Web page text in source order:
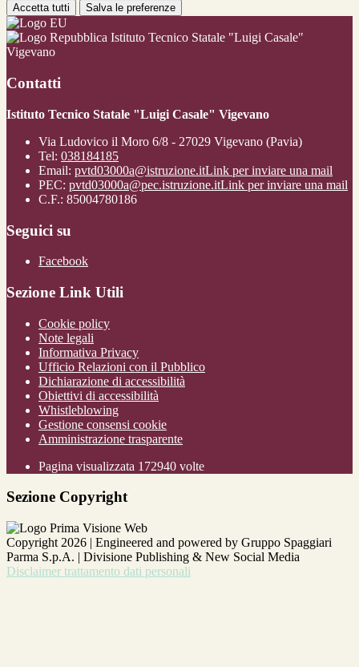
Accetta tutti Salva le preferenze
Istituto Tecnico Statale "Luigi Casale"
Vigevano
Contatti
Istituto Tecnico Statale "Luigi Casale" Vigevano
Via Ludovico il Moro 6/8 - 27029 Vigevano (Pavia)
Tel: 038184185
Email: pvtd03000a@istruzione.itLink per inviare una mail
PEC: pvtd03000a@pec.istruzione.itLink per inviare una mail
C.F.: 85004780186
Seguici su
Facebook
Sezione Link Utili
Cookie policy
Note legali
Informativa Privacy
Ufficio Relazioni con il Pubblico
Dichiarazione di accessibilità
Obiettivi di accessibilità
Whistleblowing
Gestione consensi cookie
Amministrazione trasparente
Pagina visualizzata 172940 volte
Sezione Copyright
Copyright 2026 | Engineered and powered by Gruppo Spaggiari
Parma S.p.A. | Divisione Publishing & New Social Media
Disclaimer trattamento dati personali